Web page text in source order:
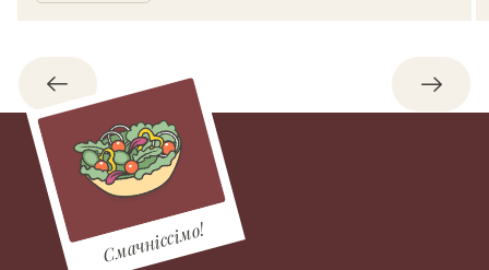
Назад
Смачніссімо!